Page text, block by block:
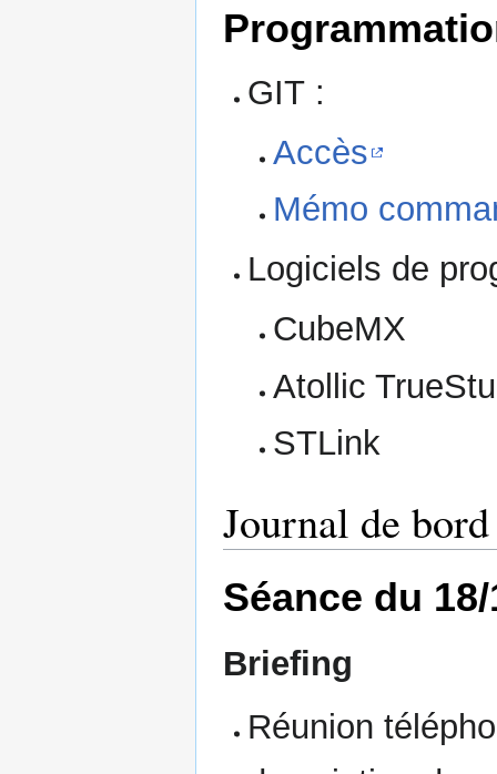
GIT :
Accès
Mémo
Logiciels de
CubeMX
Atollic
STLink
Journal de bord
Séance du
Briefing
Réunion